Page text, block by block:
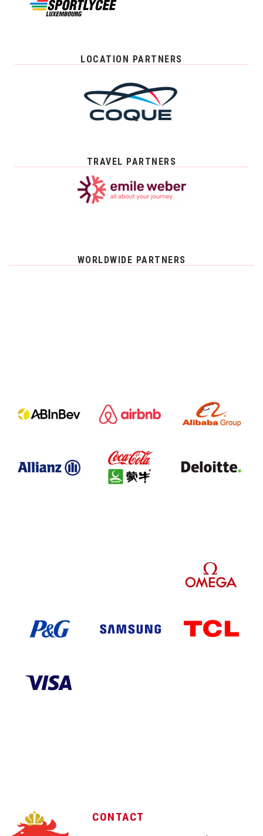
LOCATION PARTNERS
TRAVEL PARTNERS
WORLDWIDE PARTNERS
CONTACT